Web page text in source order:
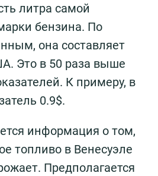
литра самой
бензина. По
она составляет
Это в 50 раза выше
К примеру, в
0.9$.
информация о том,
топливо в Венесуэле
Предполагается